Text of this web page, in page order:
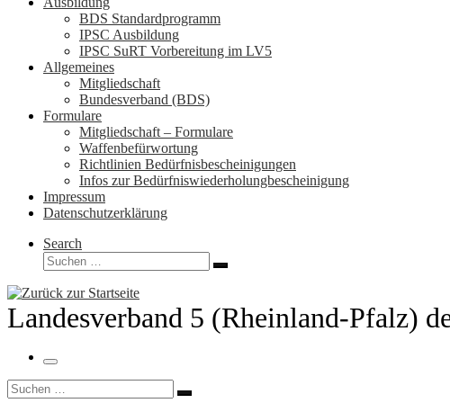
BDS Standardprogramm
IPSC Ausbildung
IPSC SuRT Vorbereitung im LV5
Allgemeines
Mitgliedschaft
Bundesverband (BDS)
Formulare
Mitgliedschaft – Formulare
Waffenbefürwortung
Richtlinien Bedürfnisbescheinigungen
Infos zur Bedürfniswiederholungbescheinigung
Impressum
Datenschutzerklärung
Search
Suche
Suchen …
Landesverband 5 (Rheinland-Pfalz)
Menü
Suche
Suchen …